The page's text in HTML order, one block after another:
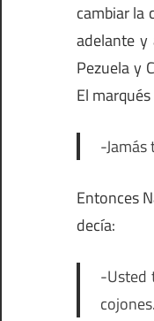
cambiar la
adelante y
Pezuela y
El
-
Entonces
decía:
-Usted
cojones.